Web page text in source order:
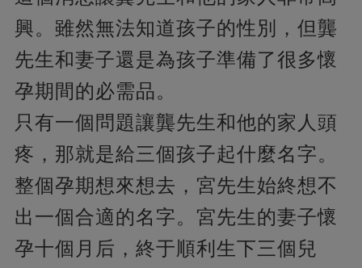
興。雖然無法知道孩子的性別，但龔
先生和妻子還是為孩子準備了很多懷
孕期間的必需品。
只有一個問題讓龔先生和他的家人頭
疼，那就是給三個孩子起什麼名字。
整個孕期想來想去，宮先生始終想不
出一個合適的名字。宮先生的妻子懷
孕十個月后，終于順利生下三個兒